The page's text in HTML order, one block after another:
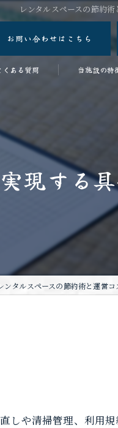
レンタルスペースの節約
お問い合わせはこちら
くある質問 当施設の特
スタジオ
ワーケーシ
和室
現する
ンタルスペースの節約術と運営
しや清掃管理、利用